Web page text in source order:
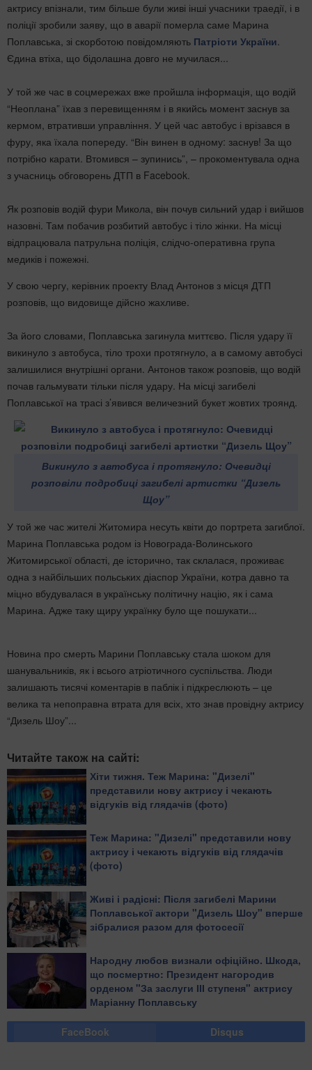
актрису впізнали, тим більше були живі інші учасники траедії, і в
поліції зробили заяву, що в аварії померла саме Марина
Поплавська, зі скорботою повідомляють Патріоти України.
Єдина втіха, що бідолашна довго не мучилася...
У той же час в соцмережах вже пройшла інформація, що водій
“Неоплана” їхав з перевищенням і в якийсь момент заснув за
кермом, втративши управління. У цей час автобус і врізався в
фуру, яка їхала попереду. “Він винен в одному: заснув! За що
потрібно карати. Втомився – зупинись”, – прокоментувала одна
з учасниць обговорень ДТП в Facebook.
Як розповів водій фури Микола, він почув сильний удар і вийшов
назовні. Там побачив розбитий автобус і тіло жінки. На місці
відпрацювала патрульна поліція, слідчо-оперативна група
медиків і пожежні.
У свою чергу, керівник проекту Влад Антонов з місця ДТП
розповів, що видовище дійсно жахливе.
За його словами, Поплавська загинула миттєво. Після удару її
викинуло з автобуса, тіло трохи протягнуло, а в самому автобусі
залишилися внутрішні органи. Антонов також розповів, що водій
почав гальмувати тільки після удару. На місці загибелі
Поплавської на трасі з’явився величезний букет жовтих троянд.
Викинуло з автобуса і протягнуло: Очевидці
розповіли подробиці загибелі артистки “Дизель
Щоу”
У той же час жителі Житомира несуть квіти до портрета загиблої.
Марина Поплавська родом із Новограда-Волинського
Житомирської області, де історично, так склалася, проживає
одна з найбільших польських діаспор України, котра давно та
міцно вбудувалася в українську політичну націю, як і сама
Марина. Адже таку щиру українку було ще пошукати...
Новина про смерть Марини Поплавську стала шоком для
шанувальників, як і всього атріотичного суспільства. Люди
залишають тисячі коментарів в паблік і підкреслюють – це
велика та непоправна втрата для всіх, хто знав провідну актрису
“Дизель Шоу”...
Читайте також на сайті:
Хіти тижня. Теж Марина: "Дизелі"
представили нову актрису і чекають
відгуків від глядачів (фото)
Теж Марина: "Дизелі" представили нову
актрису і чекають відгуків від глядачів
(фото)
Живі і радісні: Після загибелі Марини
Поплавської актори "Дизель Шоу" вперше
зібралися разом для фотосесії
Народну любов визнали офіційно. Шкода,
що посмертно: Президент нагородив
орденом "За заслуги ІІІ ступеня" актрису
Маріанну Поплавську
FaceBook Disqus